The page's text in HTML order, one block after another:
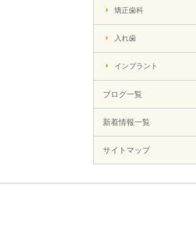
矯正歯科
入れ歯
インプラント
ブログ一覧
新着情報一覧
サイトマップ